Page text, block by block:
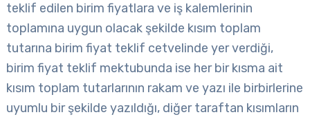
teklif edilen birim fiyatlara ve iş kalemlerinin
toplamına uygun olacak şekilde kısım toplam
tutarına birim fiyat teklif cetvelinde yer verdiği,
birim fiyat teklif mektubunda ise her bir kısma ait
kısım toplam tutarlarının rakam ve yazı ile birbirlerine
uyumlu bir şekilde yazıldığı, diğer taraftan kısımların